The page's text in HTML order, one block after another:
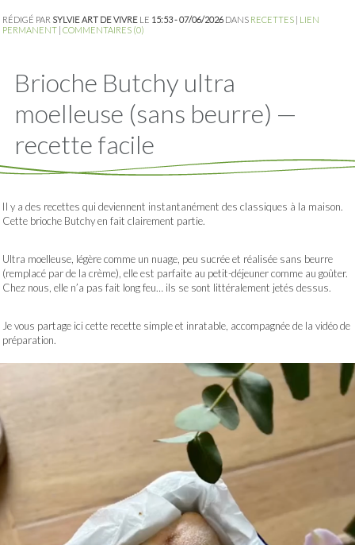
RÉDIGÉ PAR SYLVIE ART DE VIVRE LE 15:53 - 07/06/2026DANS RECETTES
LIEN
PERMANENT COMMENTAIRES (0)
Brioche Butchy ultra
moelleuse (sans beurre) —
recette facile
Il y a des recettes qui deviennent instantanément des classiques à la maison.
Cette brioche Butchy en fait clairement partie.
Ultra moelleuse, légère comme un nuage, peu sucrée et réalisée sans beurre
(remplacé par de la crème), elle est parfaite au petit-déjeuner comme au goûter.
Chez nous, elle n’a pas fait long feu… ils se sont littéralement jetés dessus.
Je vous partage ici cette recette simple et inratable, accompagnée de la vidéo de
préparation.